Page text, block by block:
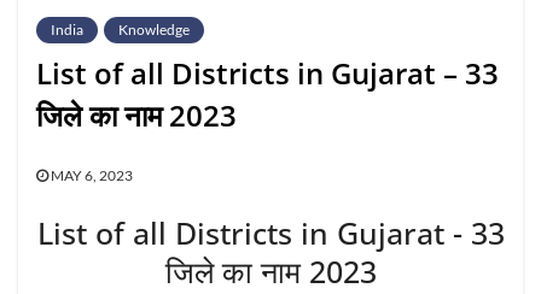
India Knowledge
List of all Districts in Gujarat – 33
जिले का नाम 2023
MAY 6, 2023
List of all Districts in Gujarat - 33
जिले का नाम 2023